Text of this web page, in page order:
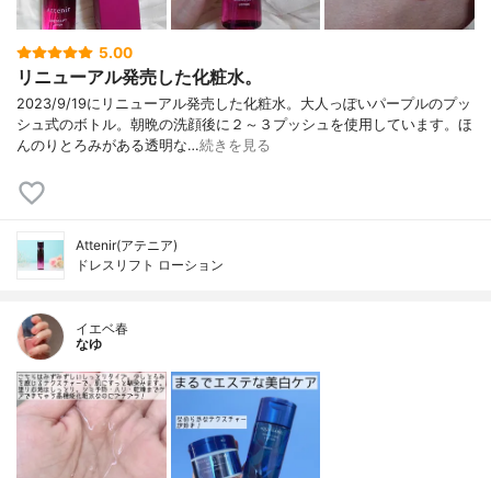
5.00
リニューアル発売した化粧水。
2023/9/19にリニューアル発売した化粧水。大人っぽいパープルのプッ
シュ式のボトル。朝晩の洗顔後に２～３プッシュを使用しています。ほ
んのりとろみがある透明な…続きを見る
Attenir(アテニア)
ドレスリフト ローション
イエベ春
なゆ